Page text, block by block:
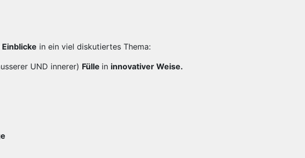
in ein viel diskutiertes Thema:
UND innerer) Fülle in innovativer Weise.